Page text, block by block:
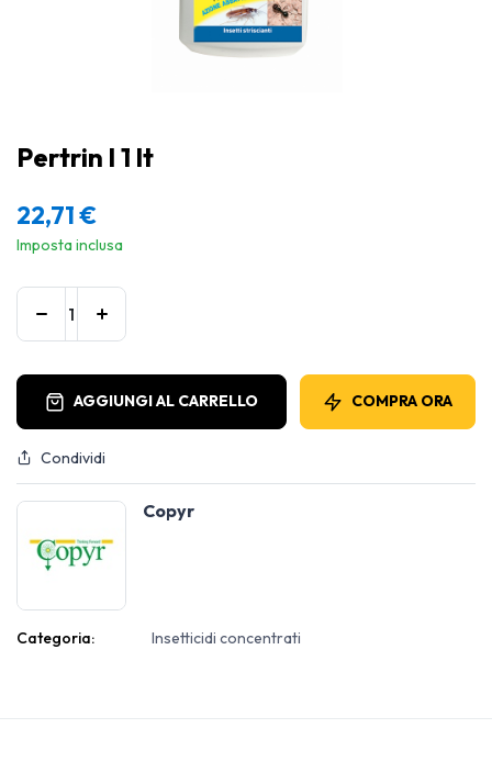
Pertrin l 1 lt
22,71€
Imposta inclusa
AGGIUNGI AL CARRELLO COMPRA ORA
Condividi
Copyr
Categoria: Insetticidi concentrati